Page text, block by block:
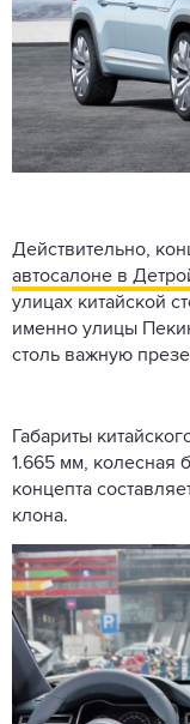
Действительно,
автосалоне в
улицах китайской
именно улицы
столь важную
Габариты
1.665 мм, колесная
концепта
клона.